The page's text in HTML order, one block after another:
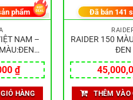
NAM –
₫
phẩm
HÀNG
RAIDER 150
ĐEN
Đã bán 141
THÊM VÀO